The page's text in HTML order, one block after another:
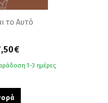
το Αυτό
1-3 ημέρες